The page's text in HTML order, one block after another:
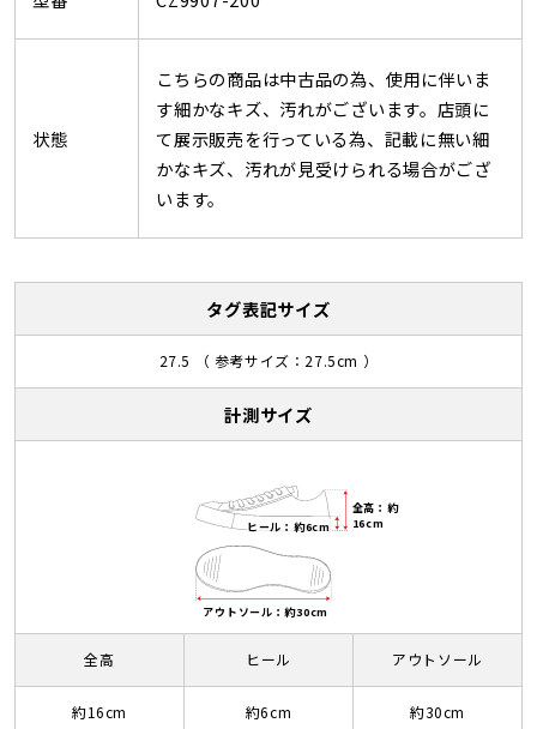
状態
こちらの商品は中古品の為、使用に伴いま
す細かなキズ、汚れがございます。店頭に
て展示販売を行っている為、記載に無い細
かなキズ、汚れが見受けられる場合がござ
います。
タグ表記サイズ
27.5 （ 参考サイズ：27.5cm ）
計測サイズ
全高：約
16cm
ヒール：約6cm
アウトソール：約30cm
全高
約16cm
ヒール
約6cm
アウトソール
約30cm